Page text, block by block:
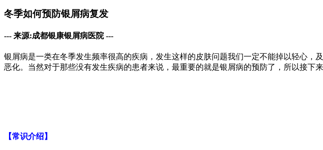
冬季如何预防银屑病复发
--- 来源:成都银康银屑病医院 ---
银屑病是一类在冬季发生频率很高的疾病，发生这样的皮肤问题我们一定不能掉以轻心
恶化。当然对于那些没有发生疾病的患者来说，最重要的就是银屑病的预防了，所以接下
【常识介绍】